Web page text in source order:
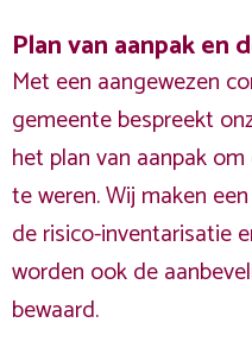
Plan van aanpak en
Met een aangewezen
gemeente bespreekt
het plan van aanpak
te weren. Wij maken
de risico-inventarisatie
worden ook de
bewaard.